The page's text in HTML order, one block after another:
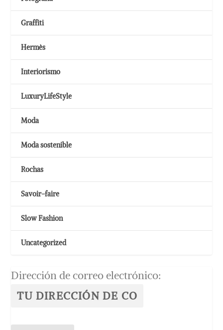
Graffiti
Hermès
Interiorismo
LuxuryLifeStyle
Moda
Moda sostenible
Rochas
Savoir-faire
Slow Fashion
Uncategorized
Dirección de correo electrónico: